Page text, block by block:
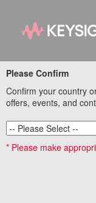
モジュ
ジ
Please Confirm
Confirm your country
offers, events, and
* Please make